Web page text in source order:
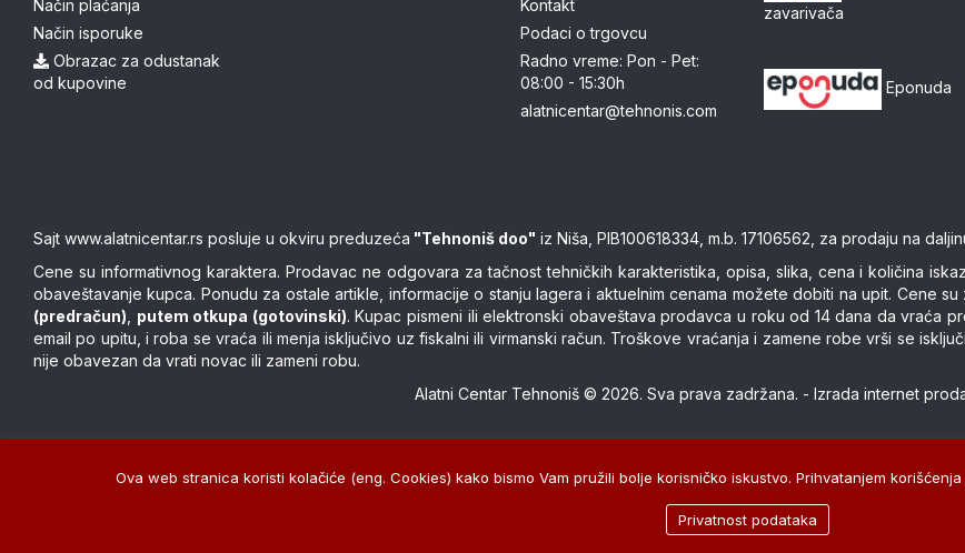
Način plaćanja
Način isporuke
Obrazac za odustanak
od kupovine
Kontakt
Podaci o trgovcu
Radno vreme: Pon - Pet:
08:00 - 15:30h
alatnicentar@tehnonis.com
zavarivača
Eponuda
Sajt www.alatnicentar.rs posluje u okviru preduzeća "Tehnoniš doo" iz Niša, PIB100618334, m.b. 17106562, za prodaju na
Cene su informativnog karaktera. Prodavac ne odgovara za tačnost tehničkih karakteristika, opisa, slika, cena i količina
obaveštavanje kupca. Ponudu za ostale artikle, informacije o stanju lagera i aktuelnim cenama možete dobiti na upit. Cene
(predračun)
putem otkupa (gotovinski). Kupac pismeni ili elektronski obaveštava prodavca u roku od 14 dana da vraća
email po upitu, i roba se vraća ili menja isključivo uz fiskalni ili virmanski račun. Troškove vraćanja i zamene robe vrši se
nije obavezan da vrati novac ili zameni robu.
Alatni Centar Tehnoniš © 2026. Sva prava zadržana. - Izrada internet
Ova web stranica koristi kolačiće (eng. Cookies) kako bismo Vam pružili bolje korisničko iskustvo. Prihvatanjem
Privatnost podataka